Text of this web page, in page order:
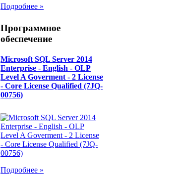
Подробнее »
Программное
обеспечение
Microsoft SQL Server 2014
Enterprise - English - OLP
Level A Goverment - 2 License
- Core License Qualified (7JQ-
00756)
Подробнее »